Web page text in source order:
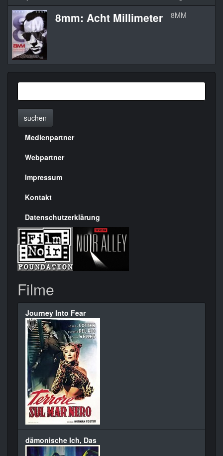
8mm: Acht Millimeter 8MM
suchen
Menülinks
rechte
Seite
Medienpartner
Webpartner
Impressum
Kontakt
Datenschutzerklärung
Filme
Journey Into Fear
dämonische Ich, Das